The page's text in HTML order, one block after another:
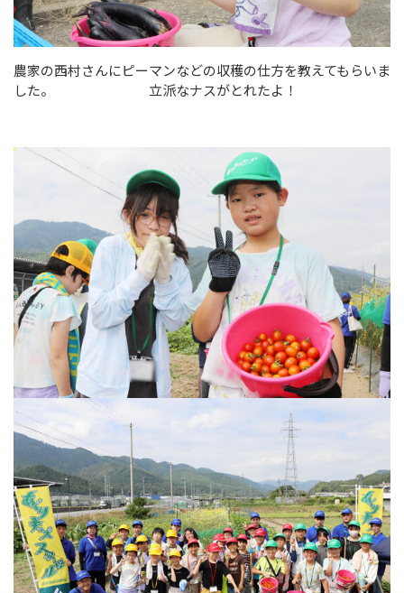
農家の西村さんにピーマンなどの収穫の仕方を教えてもらいま
した。 立派なナスがとれたよ！